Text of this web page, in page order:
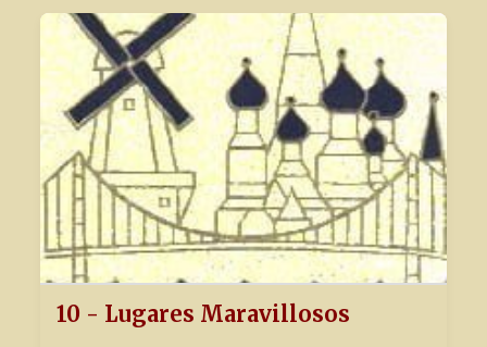
10 - Lugares Maravillosos